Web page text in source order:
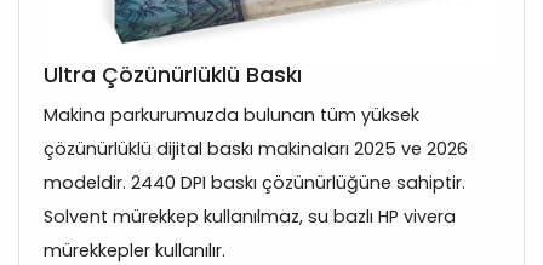
Ultra Çözünürlüklü Baskı
Makina parkurumuzda bulunan tüm yüksek
çözünürlüklü dijital baskı makinaları 2025 ve 2026
modeldir. 2440 DPI baskı çözünürlüğüne sahiptir.
Solvent mürekkep kullanılmaz, su bazlı HP vivera
mürekkepler kullanılır.